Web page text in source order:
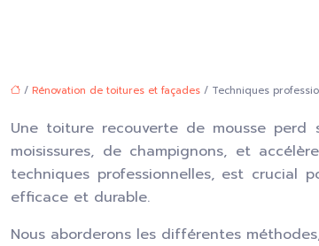
/ Rénovation de toitures et façades / Techniques
Une toiture recouverte de mousse perd
moisissures, de champignons, et
techniques professionnelles, est
efficace et durable.
Nous aborderons les différentes